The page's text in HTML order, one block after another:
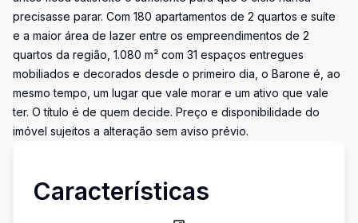
precisasse parar. Com 180 apartamentos de 2 quartos e suíte
e a maior área de lazer entre os empreendimentos de 2
quartos da região, 1.080 m² com 31 espaços entregues
mobiliados e decorados desde o primeiro dia, o Barone é, ao
mesmo tempo, um lugar que vale morar e um ativo que vale
ter. O título é de quem decide. Preço e disponibilidade do
imóvel sujeitos a alteração sem aviso prévio.
Características